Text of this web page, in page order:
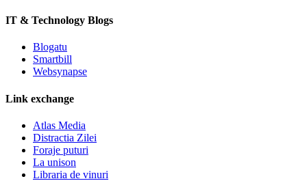
IT & Technology Blogs
Blogatu
Smartbill
Websynapse
Link exchange
Atlas Media
Distractia Zilei
Foraje puturi
La unison
Libraria de vinuri